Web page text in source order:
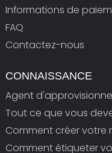
Informations de
FAQ
Contactez-nous
CONNAISSANCE
Agent
Tout ce que vous
Comment créer votre
Comment étiqueter